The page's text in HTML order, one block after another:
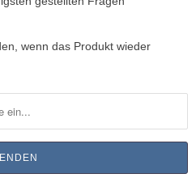
wenn das Produkt wieder